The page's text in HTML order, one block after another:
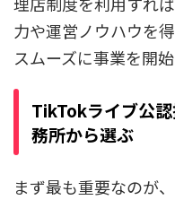
力や運営ノウハウを
スムーズに事業を開始
TikTokライブ公
務所から選ぶ
まず最も重要なのが、